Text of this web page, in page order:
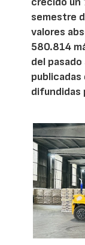
semestre
valores
580.814
del
difundidas